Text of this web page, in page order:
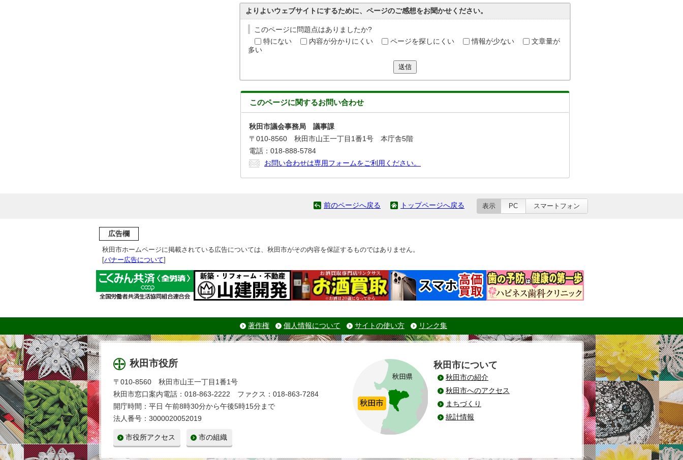
よりよいウェブサイトにするために、ページのご感想をお聞かせください。
このページに問題点はありましたか?
特にない
内容が分かりにくい ページを探しにくい 情報が少ない
文章量が
多い
送信
このページに関するお問い合わせ
秋田市議会事務局 議事課
〒010-8560 秋田市山王一丁目1番1号 本庁舎5階
電話：018-888-5784
お問い合わせは専用フォームをご利用ください。
前のページへ戻る トップページへ戻る 表示 PC スマートフォン
広告欄
秋田市ホームページに掲載されている広告については、秋田市がその内容を保証するものではありません。
[バナー広告について]
著作権 個人情報について サイトの使い方 リンク集
秋田市役所
〒010-8560 秋田市山王一丁目1番1号
秋田市窓口案内電話：018-863-2222 ファクス：018-863-7284
開庁時間：平日 午前8時30分から午後5時15分まで
法人番号：3000020052019
市役所アクセス 市の組織
秋田市について
秋田市の紹介
秋田市へのアクセス
まちづくり
統計情報